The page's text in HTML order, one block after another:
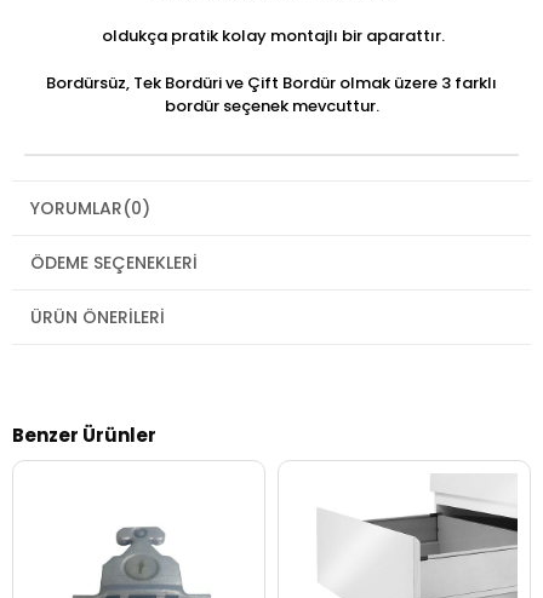
oldukça pratik kolay montajlı bir aparattır.
Bordürsüz, Tek Bordüri ve Çift Bordür olmak üzere 3 farklı
bordür seçenek mevcuttur.
YORUMLAR(0)
ÖDEME SEÇENEKLERI
ÜRÜN ÖNERILERI
Benzer Ürünler